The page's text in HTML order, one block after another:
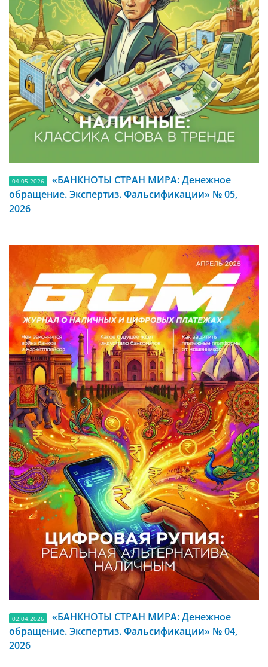
04.05.2026
«БАНКНОТЫ СТРАН МИРА: Денежное
обращение. Экспертиз. Фальсификации» № 05,
2026
02.04.2026
«БАНКНОТЫ СТРАН МИРА: Денежное
обращение. Экспертиз. Фальсификации» № 04,
2026